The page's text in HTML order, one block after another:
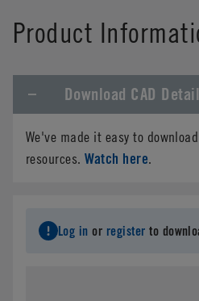
Product
Download CAD
We've made it easy to
resources.Watch here.
Log in or register to